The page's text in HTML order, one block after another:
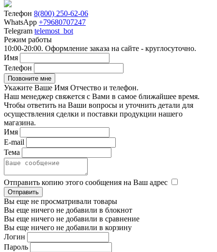
Телефон 8(800) 250-62-06
WhatsApp +79680707247
Telegram telemost_bot
Режим работы
10:00-20:00. Оформление заказа на сайте - круглосуточно.
Имя
Телефон
Укажите Ваше Имя Отчество и телефон.
Наш менеджер свяжется с Вами в самое ближайшее время.
Чтобы ответить на Ваши вопросы и уточнить детали для
осуществления сделки и поставки продукции нашего
магазина.
Имя
E-mail
Тема
Отправить копию этого сообщения на Ваш адрес
Вы еще не просматривали товары
Вы еще ничего не добавили в блокнот
Вы еще ничего не добавили в сравнение
Вы еще ничего не добавили в корзину
Логин
Пароль